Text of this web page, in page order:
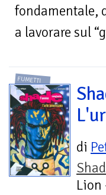
fondamentale,
a lavorare sul
FUMETTI
di
Lion